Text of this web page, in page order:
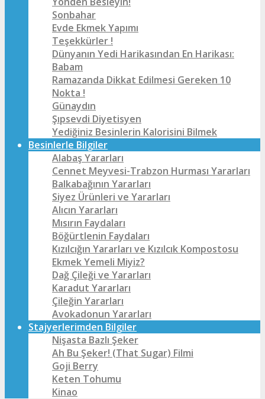
Sonbahar
Evde Ekmek Yapımı
Teşekkürler !
Dünyanın Yedi Harikasından En Harikası:
Babam
Ramazanda Dikkat Edilmesi Gereken 10
Nokta !
Günaydın
Şıpsevdi Diyetisyen
Yediğiniz Besinlerin Kalorisini Bilmek
Besinlerle Bilgiler
Alabaş Yararları
Cennet Meyvesi-Trabzon Hurması Yararları
Balkabağının Yararları
Siyez Ürünleri ve Yararları
Alıcın Yararları
Mısırın Faydaları
Böğürtlenin Faydaları
Kızılcığın Yararları ve Kızılcık Kompostosu
Ekmek Yemeli Miyiz?
Dağ Çileği ve Yararları
Karadut Yararları
Çileğin Yararları
Avokadonun Yararları
Stajyerlerimden Bilgiler
Nişasta Bazlı Şeker
Ah Bu Şeker! (That Sugar) Filmi
Goji Berry
Keten Tohumu
Kinao